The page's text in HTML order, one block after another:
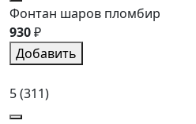
Фонтан шаров пломбир
930₽
Добавить
5(311)